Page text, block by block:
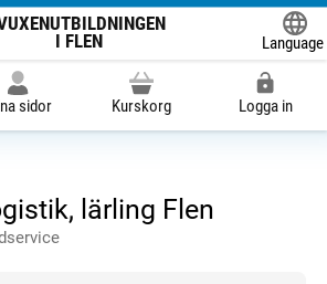
I FLEN
Language
sidor Kurskorg Logga in
lärling Flen